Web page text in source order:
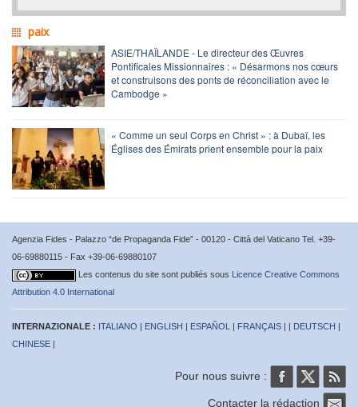
paix
ASIE/THAÏLANDE - Le directeur des Œuvres
Pontificales Missionnaires : « Désarmons nos cœurs
et construisons des ponts de réconciliation avec le
Cambodge »
« Comme un seul Corps en Christ » : à Dubaï, les
Églises des Émirats prient ensemble pour la paix
Agenzia Fides - Palazzo “de Propaganda Fide” - 00120 - Città del Vaticano Tel. +39-
06-69880115 - Fax +39-06-69880107
Les contenus du site sont publiés sous Licence Creative Commons
Attribution 4.0 International
INTERNAZIONALE : ITALIANO | ENGLISH | ESPAÑOL | FRANÇAIS | | DEUTSCH |
CHINESE |
Pour nous suivre :
Contacter la rédaction